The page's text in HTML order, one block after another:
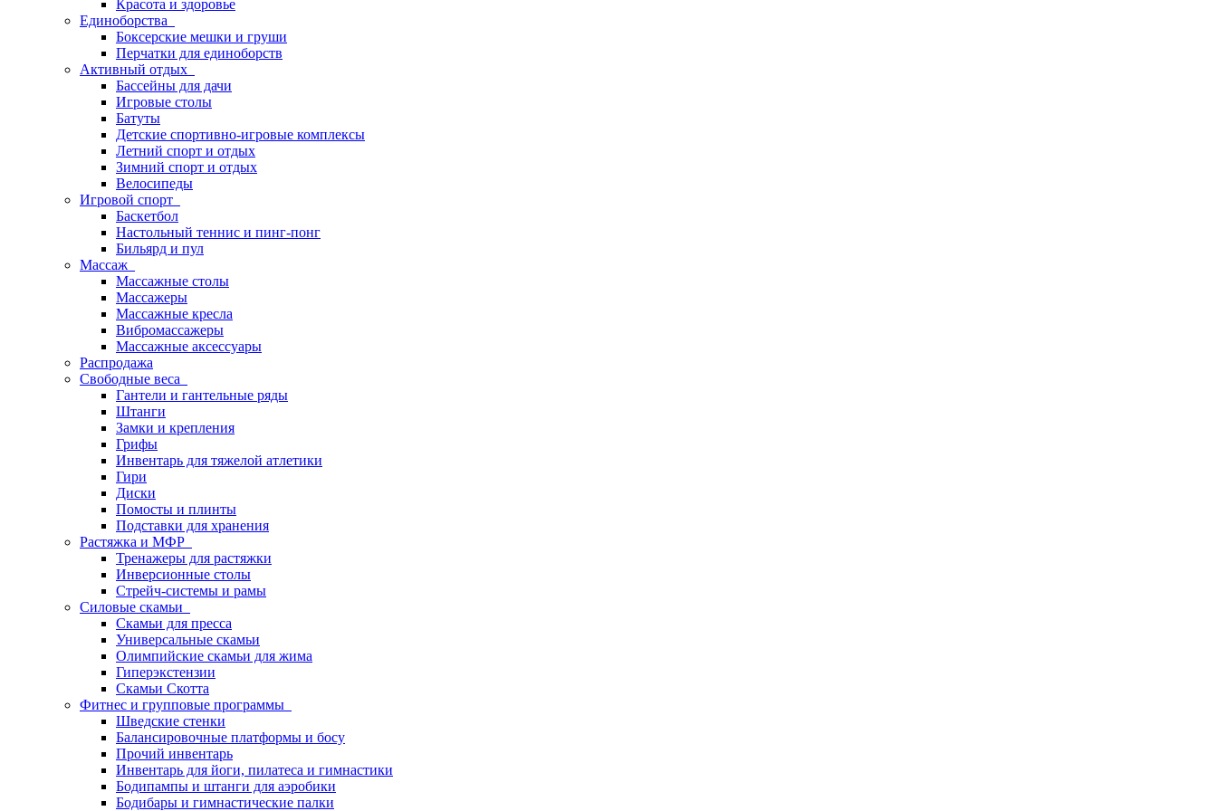
Красота и здоровье
Единоборства
Боксерские мешки и груши
Перчатки для единоборств
Активный отдых
Бассейны для дачи
Игровые столы
Батуты
Детские спортивно-игровые комплексы
Летний спорт и отдых
Зимний спорт и отдых
Велосипеды
Игровой спорт
Баскетбол
Настольный теннис и пинг-понг
Бильярд и пул
Массаж
Массажные столы
Массажеры
Массажные кресла
Вибромассажеры
Массажные аксессуары
Распродажа
Свободные веса
Гантели и гантельные ряды
Штанги
Замки и крепления
Грифы
Инвентарь для тяжелой атлетики
Гири
Диски
Помосты и плинты
Подставки для хранения
Растяжка и МФР
Тренажеры для растяжки
Инверсионные столы
Стрейч-системы и рамы
Силовые скамьи
Скамьи для пресса
Универсальные скамьи
Олимпийские скамьи для жима
Гиперэкстензии
Скамьи Скотта
Фитнес и групповые программы
Шведские стенки
Балансировочные платформы и босу
Прочий инвентарь
Инвентарь для йоги, пилатеса и гимнастики
Бодипампы и штанги для аэробики
Бодибары и гимнастические палки